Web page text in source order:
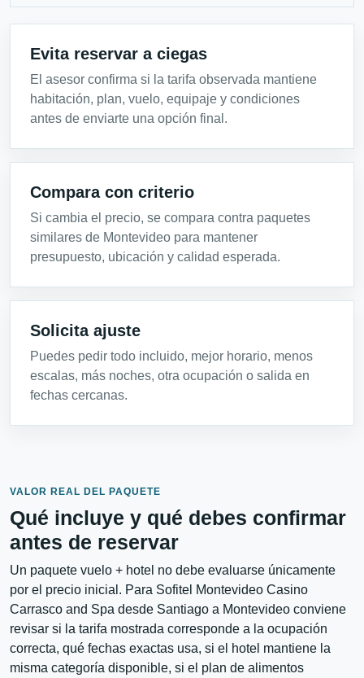
Evita reservar a ciegas
El asesor confirma si la tarifa observada mantiene
habitación, plan, vuelo, equipaje y condiciones
antes de enviarte una opción final.
Compara con criterio
Si cambia el precio, se compara contra paquetes
similares de Montevideo para mantener
presupuesto, ubicación y calidad esperada.
Solicita ajuste
Puedes pedir todo incluido, mejor horario, menos
escalas, más noches, otra ocupación o salida en
fechas cercanas.
VALOR REAL DEL PAQUETE
Qué incluye y qué debes confirmar
antes de reservar
Un paquete vuelo + hotel no debe evaluarse únicamente
por el precio inicial. Para Sofitel Montevideo Casino
Carrasco and Spa desde Santiago a Montevideo conviene
revisar si la tarifa mostrada corresponde a la ocupación
correcta, qué fechas exactas usa, si el hotel mantiene la
misma categoría disponible, si el plan de alimentos